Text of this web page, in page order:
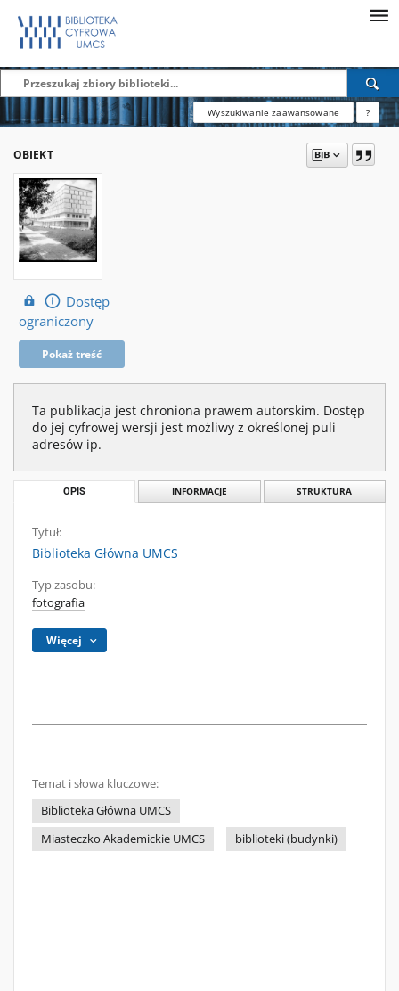
Wyszukiwanie zaawansowane ?
OBIEKT
Dostęp
ograniczony
Pokaż treść
Ta publikacja jest chroniona prawem autorskim. Dostęp
do jej cyfrowej wersji jest możliwy z określonej puli
adresów ip.
OPIS INFORMACJE STRUKTURA
Tytuł:
Biblioteka Główna UMCS
Typ zasobu:
fotografia
Więcej
Temat i słowa kluczowe:
Biblioteka Główna UMCS
Miasteczko Akademickie UMCS
biblioteki (budynki)